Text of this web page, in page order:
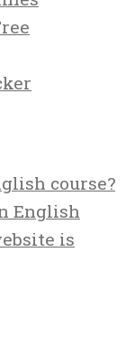
course?
English
is